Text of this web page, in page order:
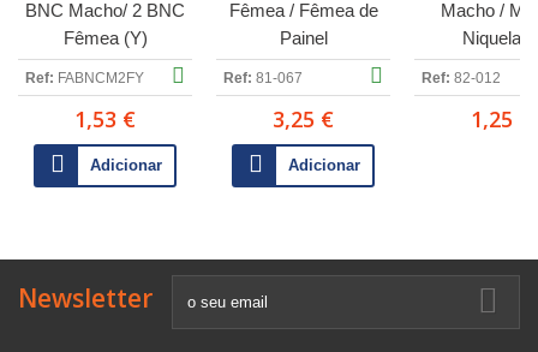
BNC Macho/ 2 BNC
Fêmea (Y)
Ref: FABNCM2FY
1,53 €
Adicionar
Fêmea / Fêmea de
Painel
Ref: 81-067
3,25 €
Adicionar
Macho /
Ref: 82-012
1,25 €
Newsletter